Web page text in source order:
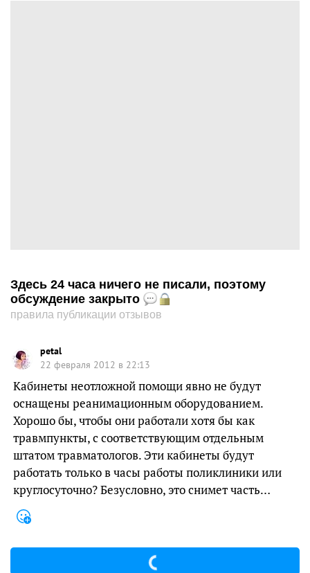
Здесь 24 часа ничего не писали, поэтому
обсуждение закрыто
правила публикации отзывов
petal
22 февраля 2012 в 22:13
Кабинеты неотложной помощи явно не будут
оснащены реанимационным оборудованием.
Хорошо бы, чтобы они работали хотя бы как
травмпункты, с соответствующим отдельным
штатом травматологов. Эти кабинеты будут
работать только в часы работы поликлиники или
круглосуточно? Безусловно, это снимет часть…